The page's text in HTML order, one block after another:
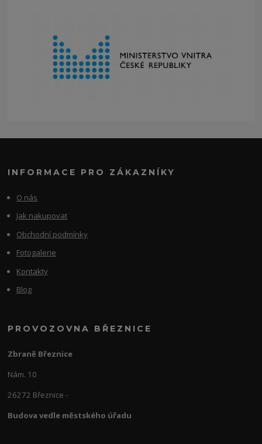
INFORMACE PRO ZÁKAZNÍKY
O nás
Jak nakupovat
Obchodní podmínky
Fotogalerie
Kontakty
Blog
PROVOZOVNA BŘEZNICE
Zbraně Březnice
Nám. 10
26272 Březnice -
Budova vedle městského úřadu